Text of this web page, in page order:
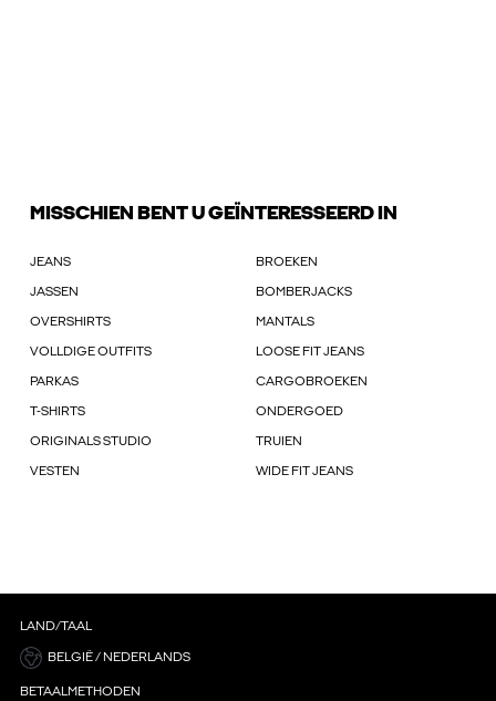
MISSCHIEN BENT U GEÏNTERESSEERD IN
JEANS BROEKEN
JASSEN BOMBERJACKS
OVERSHIRTS MANTALS
VOLLDIGE OUTFITS LOOSE FIT JEANS
PARKAS CARGOBROEKEN
T-SHIRTS ONDERGOED
ORIGINALS STUDIO TRUIEN
VESTEN WIDE FIT JEANS
LAND/TAAL
BELGIË / NEDERLANDS
BETAALMETHODEN